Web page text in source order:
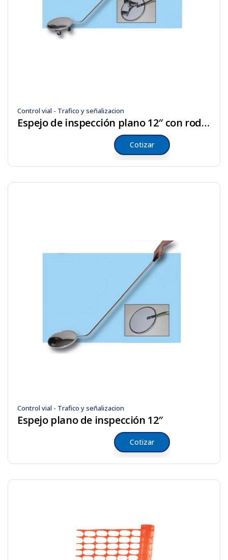
Control vial - Trafico y señalizacion
Espejo de inspección plano 12″ con rodos
Cotizar
Control vial - Trafico y señalizacion
Espejo plano de inspección 12″
Cotizar